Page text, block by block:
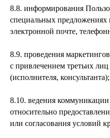
8.8. информирования
специальных предложениях
электронной почте,
8.9. проведения
с привлечением третьих лиц
(исполнителя, консультанта);
8.10. ведения
относительно
или согласования условий